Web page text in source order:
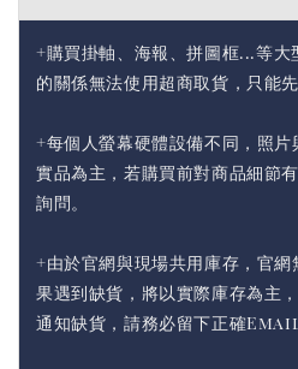
+購買掛軸、海報、拼圖框...等大
的關係無法使用超商取貨，只能
+每個人螢幕硬體設備不同，照
實品為主，若購買前對商品細節
詢問。
+由於官網與現場共用庫存，官
果遇到缺貨，將以實際庫存為主
通知缺貨，請務必留下正確Email